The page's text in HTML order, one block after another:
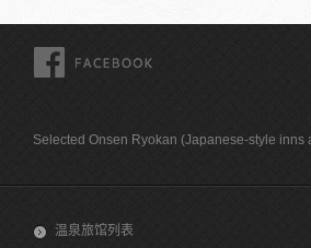
Selected Onsen Ryokan (Japanese-style inns
温泉旅馆列表